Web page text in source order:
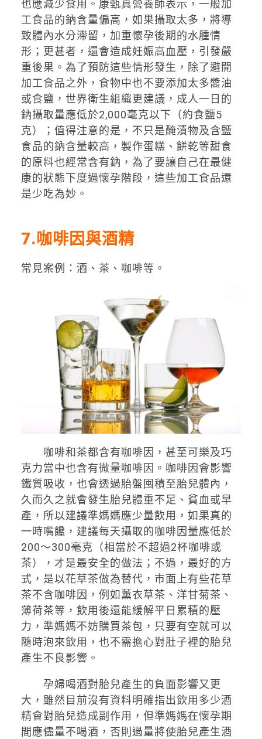
也應減少食用。康甄真營養師表示，一般加
工食品的鈉含量偏高，如果攝取太多，將導
致體內水分滯留，加重懷孕後期的水腫情
形；更甚者，還會造成妊娠高血壓，引發嚴
重後果。為了預防這些情形發生，除了避開
加工食品之外，食物中也不要添加太多醬油
或食鹽，世界衛生組織更建議，成人一日的
鈉攝取量應低於2,000毫克以下（約食鹽5
克）；值得注意的是，不只是醃漬物及含鹽
食品的鈉含量較高，製作蛋糕、餅乾等甜食
的原料也經常含有鈉，為了要讓自己在最健
康的狀態下度過懷孕階段，這些加工食品還
是少吃為妙。
7.咖啡因與酒精
常見案例：酒、茶、咖啡等。
咖啡和茶都含有咖啡因，甚至可樂及巧
克力當中也含有微量咖啡因。咖啡因會影響
鐵質吸收，也會透過胎盤囤積至胎兒體內，
久而久之就會發生胎兒體重不足、貧血或早
產，所以建議準媽媽應少量飲用，如果真的
一時嘴饞，建議每天攝取的咖啡因量應低於
200～300毫克（相當於不超過2杯咖啡或
茶），才是最安全的做法；不過，最好的方
式，是以花草茶做為替代，市面上有些花草
茶不含咖啡因，例如薰衣草茶、洋甘菊茶、
薄荷茶等，飲用後還能緩解平日累積的壓
力，準媽媽不妨購買茶包，只要有空就可以
隨時泡來飲用，也不需擔心對肚子裡的胎兒
產生不良影響。
孕婦喝酒對胎兒產生的負面影響又更
大，雖然目前沒有資料明確指出飲用多少酒
精會對胎兒造成副作用，但準媽媽在懷孕期
間應儘量不喝酒，否則過量將使胎兒產生酒